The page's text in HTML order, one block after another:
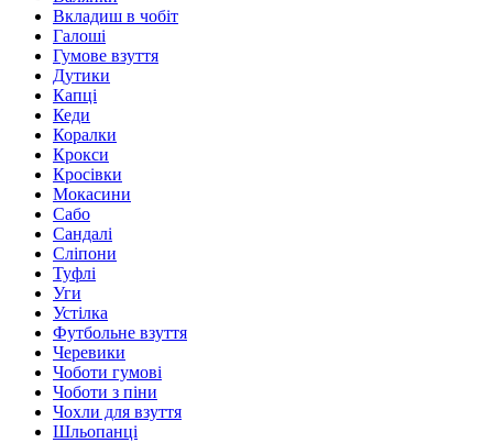
Вкладиш в чобіт
Галоші
Гумове взуття
Дутики
Капці
Кеди
Коралки
Крокси
Кросівки
Мокасини
Сабо
Сандалі
Сліпони
Туфлі
Уги
Устілка
Футбольне взуття
Черевики
Чоботи гумові
Чоботи з піни
Чохли для взуття
Шльопанці